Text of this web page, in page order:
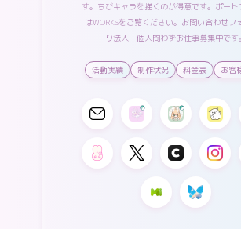
す。ちびキャラを描くのが得意です。ポート
はWORKSをご覧ください。 お問い合わせフ
り法人・個人問わずお仕事募集中です。
活動実績 制作状況 料金表 お客